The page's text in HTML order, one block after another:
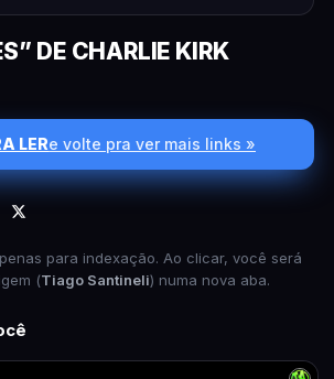
DE CHARLIE KIRK
LERe volte pra ver mais links »
para indexação. Ao clicar, você será
(Tiago Santineli) numa nova aba.